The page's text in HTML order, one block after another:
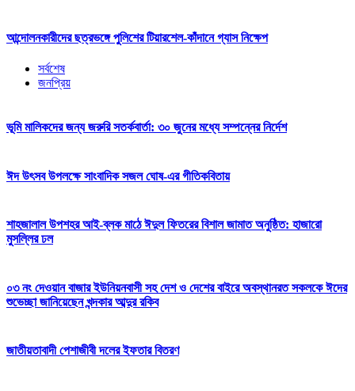
আন্দোলনকারীদের ছত্রভঙ্গে পুলিশের টিয়ারশেল-কাঁদানে গ্যাস নিক্ষেপ
সর্বশেষ
জনপ্রিয়
ভূমি মালিকদের জন্য জরুরি সতর্কবার্তা: ৩০ জুনের মধ্যে সম্পন্নের নির্দেশ
ঈদ উৎসব উপলক্ষে সাংবাদিক সজল ঘোষ-এর গীতিকবিতায়
শাহজালাল উপশহর আই-ব্লক মাঠে ঈদুল ফিতরের বিশাল জামাত অনুষ্ঠিত: হাজারো
মুসল্লির ঢল
০৩ নং দেওয়ান বাজার ইউনিয়নবাসী সহ দেশ ও দেশের বাইরে অবস্থানরত সকলকে ঈদের
শুভেচ্ছা জানিয়েছেন খন্দকার আব্দুর রকিব
জাতীয়তাবাদী পেশাজীবী দলের ইফতার বিতরণ